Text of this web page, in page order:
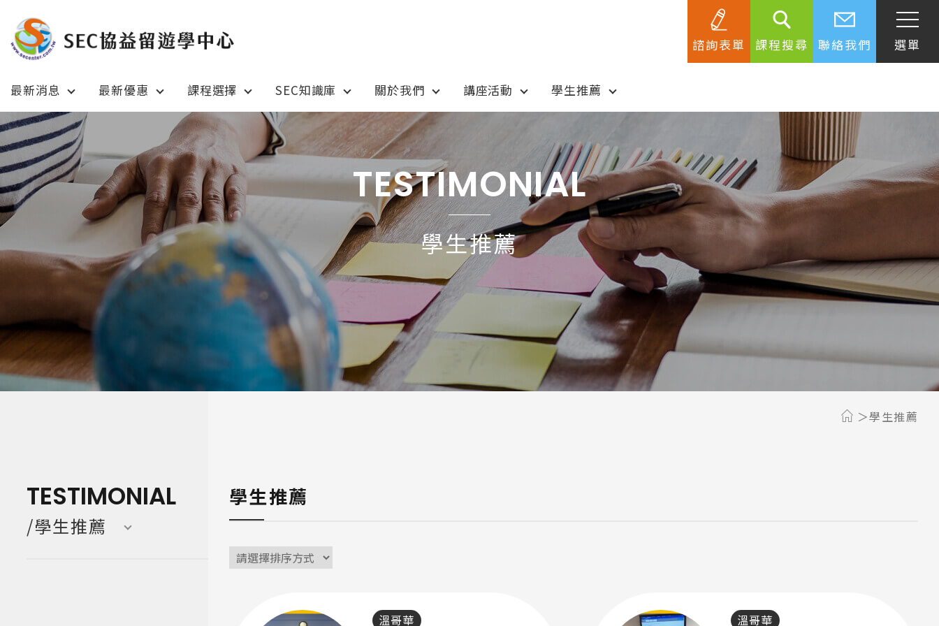
諮詢表單 課程搜尋 聯絡我們 選單
最新消息 最新優惠 課程選擇 SEC知識庫 關於我們 講座活動 學生推薦
Latest News 最新消息
綜合訊息
加拿大 Canada
日本 Japan
澳洲 Australia
英國 UK/愛爾蘭 Ireland
美國 USA
寒暑假遊學團 Camp
Promotion 最新優惠
加拿大 Canada
澳洲 Australia
英國 UK / 愛爾蘭IRELAND
美國 USA
紐西蘭 New Zealand
亞洲 Asia / 其他 Others
Program 課程選擇
語言學校
國高中小學校
專業技職｜海外工讀
寒暑假遊學團
學士碩士
SEC 知識庫
關於簽證
生活資訊
跟著遊學大使看世界
學習要領
工作規範
生涯規劃
TESTIMONIAL
學生推薦
TESTIMONIAL
/學生推薦
學生推薦
學生推薦
溫哥華 溫哥華